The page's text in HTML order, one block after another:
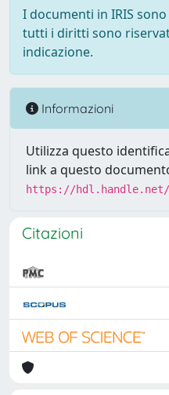
I documenti in IRIS
tutti i diritti sono
indicazione.
Informazioni
Utilizza questo
link a questo
https://hdl.handle.net/
Citazioni